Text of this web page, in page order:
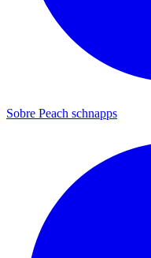
Sobre Peach schnapps